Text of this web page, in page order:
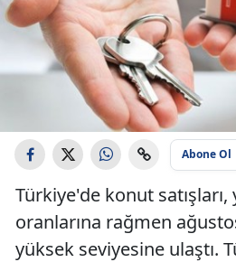
Abone Ol
Türkiye'de konut
oranlarına rağmen
yüksek seviyesine ulaştı.